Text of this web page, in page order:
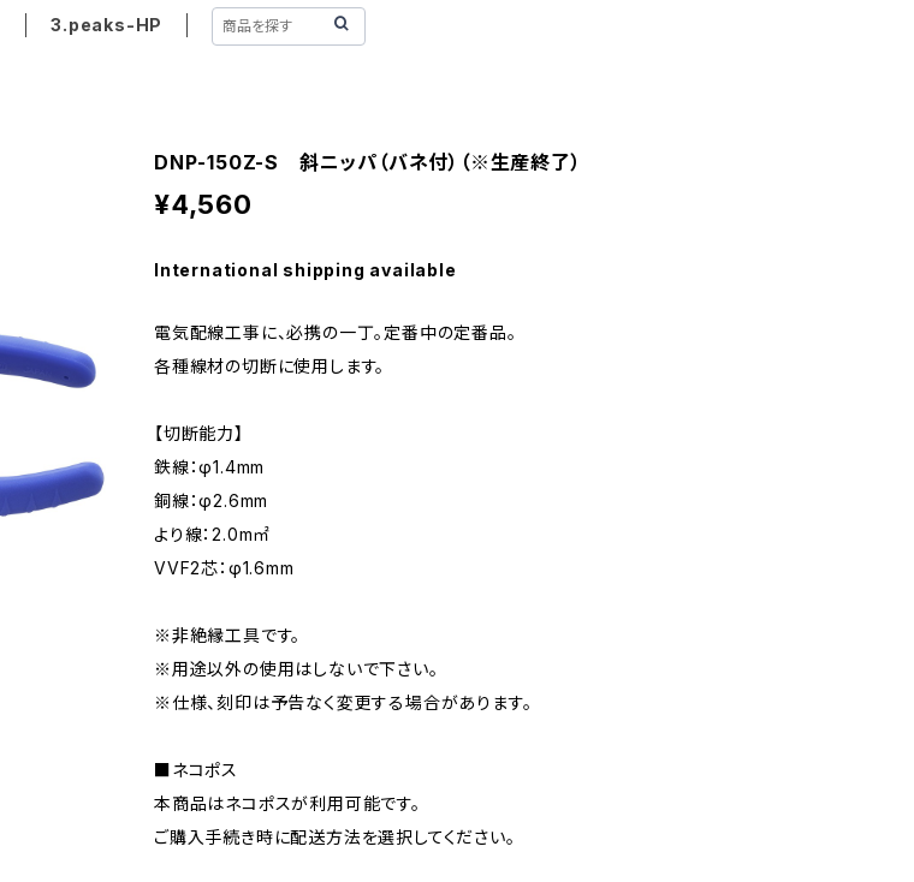
3.peaks-HP
DNP-150Z-S 斜ニッパ（バネ付）（※生産終了）
¥4,560
International shipping available
電気配線工事に、必携の一丁。定番中の定番品。
各種線材の切断に使用します。
【切断能力】
鉄線：φ1.4mm
銅線：φ2.6mm
より線：2.0m㎡
VVF2芯：φ1.6mm
※非絶縁工具です。
※用途以外の使用はしないで下さい。
※仕様、刻印は予告なく変更する場合があります。
■ネコポス
本商品はネコポスが利用可能です。
ご購入手続き時に配送方法を選択してください。